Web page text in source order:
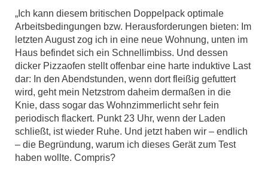
„Ich kann diesem britischen Doppelpack optimale
Arbeitsbedingungen bzw. Herausforderungen bieten: Im
letzten August zog ich in eine neue Wohnung, unten im
Haus befindet sich ein Schnellimbiss. Und dessen
dicker Pizzaofen stellt offenbar eine harte induktive Last
dar: In den Abendstunden, wenn dort fleißig gefuttert
wird, geht mein Netzstrom daheim dermaßen in die
Knie, dass sogar das Wohnzimmerlicht sehr fein
periodisch flackert. Punkt 23 Uhr, wenn der Laden
schließt, ist wieder Ruhe. Und jetzt haben wir – endlich
– die Begründung, warum ich dieses Gerät zum Test
haben wollte. Compris?